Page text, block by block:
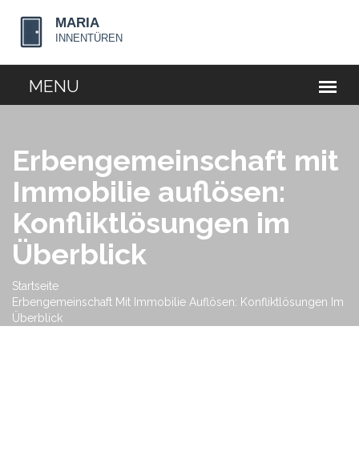
Erbengemeinschaft mit
Immobilie auflösen:
Konfliktlösungen im
Überblick
Startseite
Erbengemeinschaft Mit Immobilie Auflösen: Konfliktlösungen Im
Überblick